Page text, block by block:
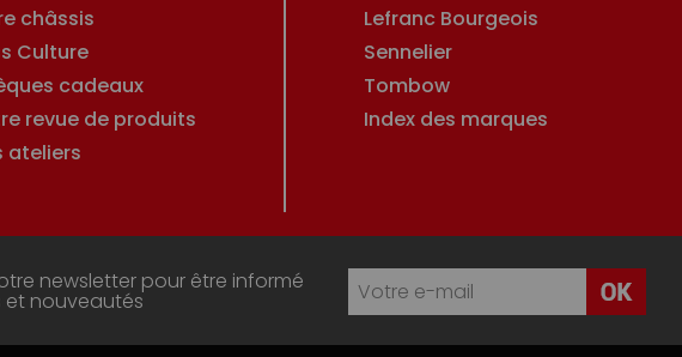
châssis
Culture
cadeaux
revue de produits
ateliers
Lefranc Bourgeois
Sennelier
Tombow
Index des marques
newsletter pour être informé
et nouveautés